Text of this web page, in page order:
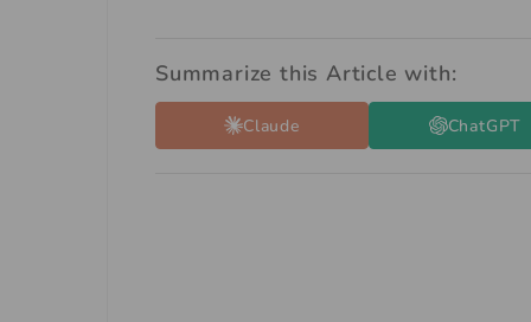
Summarize this Article with:
Claude ChatGPT